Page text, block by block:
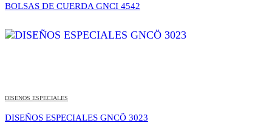
BOLSAS DE CUERDA GNCI 4542
DISENOS ESPECIALES
DISEÑOS ESPECIALES GNCÖ 3023